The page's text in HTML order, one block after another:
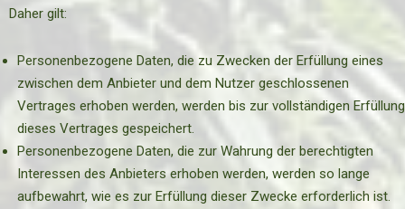
Daher gilt:
Personenbezogene Daten, die zu Zwecken der Erfüllung eines
zwischen dem Anbieter und dem Nutzer geschlossenen
Vertrages erhoben werden, werden bis zur vollständigen Erfüllung
dieses Vertrages gespeichert.
Personenbezogene Daten, die zur Wahrung der berechtigten
Interessen des Anbieters erhoben werden, werden so lange
aufbewahrt, wie es zur Erfüllung dieser Zwecke erforderlich ist.